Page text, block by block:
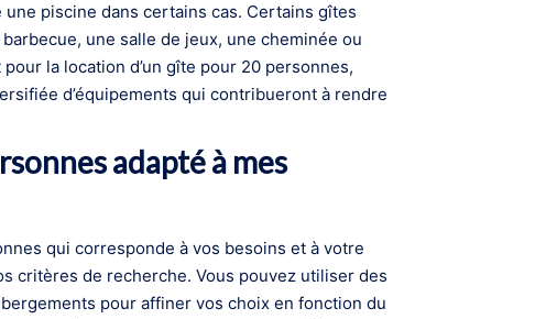
piscine dans certains cas. Certains gîtes
une salle de jeux, une cheminée ou
la location d’un gîte pour 20 personnes,
d’équipements qui contribueront à rendre
adapté à mes
qui corresponde à vos besoins et à votre
critères de recherche. Vous pouvez utiliser des
pour affiner vos choix en fonction du